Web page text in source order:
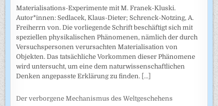
Materialisations-Experimente mit M. Franek-Kluski.
Autor*innen: Sedlacek, Klaus-Dieter; Schrenck-Notzing, A.
Freiherrn von. Die vorliegende Schrift beschäftigt sich mit
speziellen physikalischen Phänomenen, nämlich der durch
Versuchspersonen verursachten Materialisation von
Objekten. Das tatsächliche Vorkommen dieser Phänomene
wird untersucht, um eine dem naturwissenschaftlichen
Denken angepasste Erklärung zu finden. [...]
Der verborgene Mechanismus des Weltgeschehens